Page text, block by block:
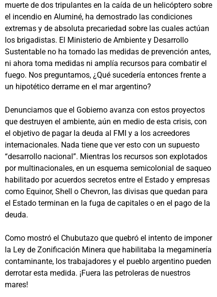
muerte de dos tripulantes en la caída de un helicóptero sobre
el incendio en Aluminé, ha demostrado las condiciones
extremas y de absoluta precariedad sobre las cuales actúan
los brigadistas. El Ministerio de Ambiente y Desarrollo
Sustentable no ha tomado las medidas de prevención antes,
ni ahora toma medidas ni amplía recursos para combatir el
fuego. Nos preguntamos, ¿Qué sucedería entonces frente a
un hipotético derrame en el mar argentino?
Denunciamos que el Gobierno avanza con estos proyectos
que destruyen el ambiente, aún en medio de esta crisis, con
el objetivo de pagar la deuda al FMI y a los acreedores
internacionales. Nada tiene que ver esto con un supuesto
“desarrollo nacional”. Mientras los recursos son explotados
por multinacionales, en un esquema semicolonial de saqueo
habilitado por acuerdos secretos entre el Estado y empresas
como Equinor, Shell o Chevron, las divisas que quedan para
el Estado terminan en la fuga de capitales o en el pago de la
deuda.
Como mostró el Chubutazo que quebró el intento de imponer
la Ley de Zonificación Minera que habilitaba la megaminería
contaminante, los trabajadores y el pueblo argentino pueden
derrotar esta medida. ¡Fuera las petroleras de nuestros
mares!